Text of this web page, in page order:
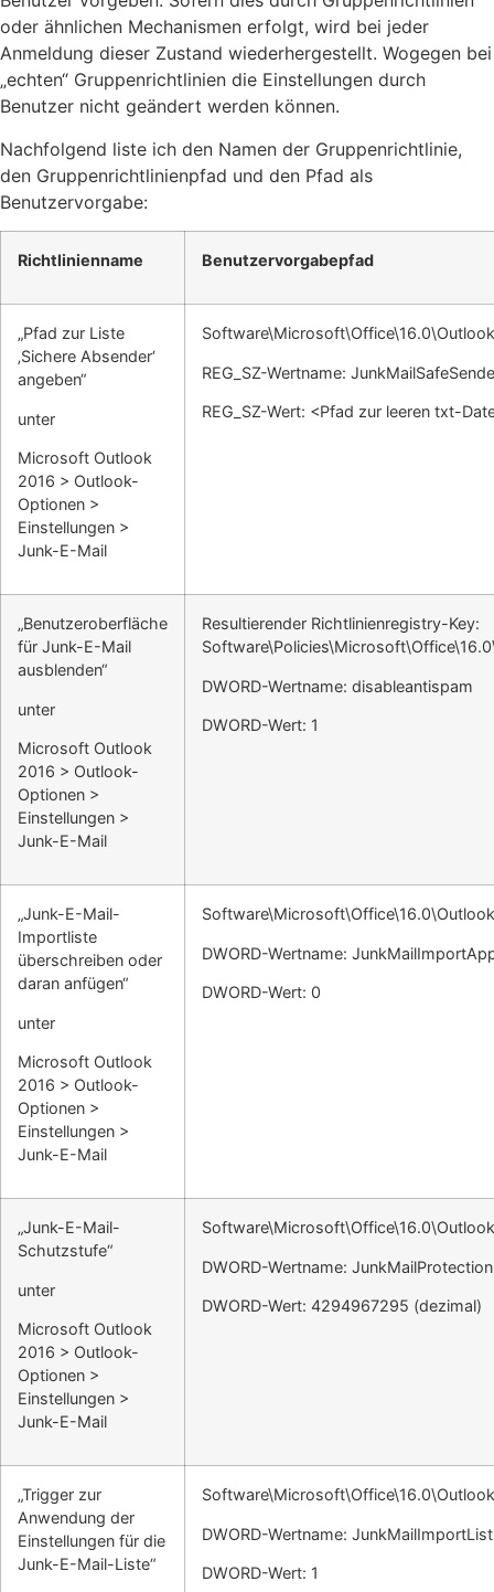
oder ähnlichen Mechanismen erfolgt, wird bei jeder
Anmeldung dieser Zustand wiederhergestellt. Wogegen bei
„echten“ Gruppenrichtlinien die Einstellungen durch
Benutzer nicht geändert werden können.
Nachfolgend liste ich den Namen der Gruppenrichtlinie,
den Gruppenrichtlinienpfad und den Pfad als
Benutzervorgabe:
Richtlinienname Benutzervorgabepfad
„Pfad zur Liste
‚Sichere Absender‘
angeben“
unter
Microsoft Outlook
2016 > Outlook-
Optionen >
Einstellungen >
Junk-E-Mail
REG_SZ-Wertname:
REG_SZ-Wert: <Pfad zur leeren txt-
„Benutzeroberfläche
für Junk-E-Mail
ausblenden“
unter
Microsoft Outlook
2016 > Outlook-
Optionen >
Einstellungen >
Junk-E-Mail
Resultierender Richtlinienregistry-Key:
DWORD-Wertname: disableantispam
DWORD-Wert: 1
„Junk-E-Mail-
Importliste
überschreiben oder
daran anfügen“
unter
Microsoft Outlook
2016 > Outlook-
Optionen >
Einstellungen >
Junk-E-Mail
DWORD-Wertname:
DWORD-Wert: 0
„Junk-E-Mail-
Schutzstufe“
unter
Microsoft Outlook
2016 > Outlook-
Optionen >
Einstellungen >
Junk-E-Mail
DWORD-Wertname: JunkMailProtection
DWORD-Wert: 4294967295 (dezimal)
„Trigger zur
Anwendung der
Einstellungen für die
Junk-E-Mail-Liste“
DWORD-Wertname:
DWORD-Wert: 1